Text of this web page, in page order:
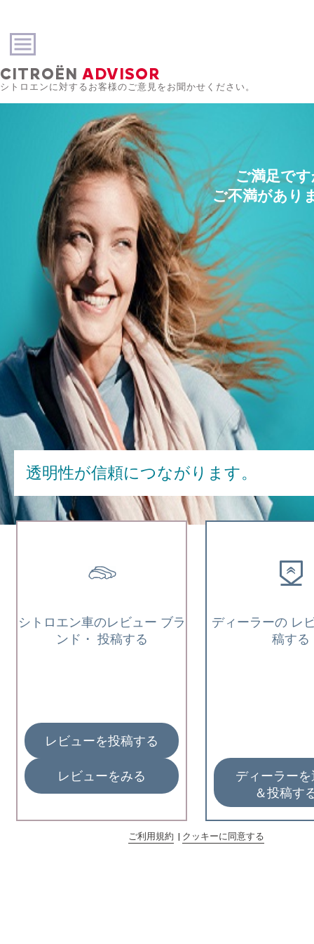
CITROËN ADVISOR
シトロエンに対するお客様のご意見をお聞かせください。
ご満足で
ご不満があり
透明性が信頼につながります。
シトロエン車のレビュー ブラ
ンド・ 投稿する
レビューを投稿する
レビューをみる
ディーラーの レ
稿する
ディーラー
＆投稿す
ご利用規約 | クッキーに同意する